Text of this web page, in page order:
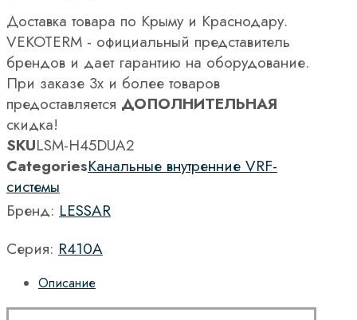
Доставка товара по Крыму и Краснодару.
VEKOTERM - официальный представитель
брендов и дает гарантию на оборудование.
При заказе 3х и более товаров
предоставляется ДОПОЛНИТЕЛЬНАЯ
скидка!
SKULSM-H45DUA2
CategoriesКанальные внутренние VRF-
системы
Бренд: LESSAR
Серия: R410A
Описание